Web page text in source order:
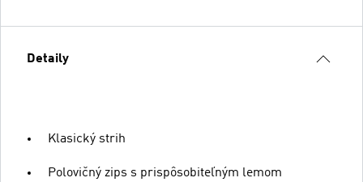
Detaily
Klasický strih
Polovičný zips s prispôsobiteľným lemom